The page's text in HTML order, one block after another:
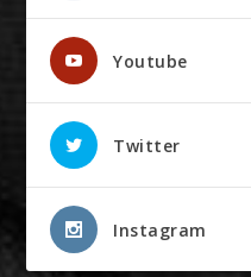
Youtube
Twitter
Instagram